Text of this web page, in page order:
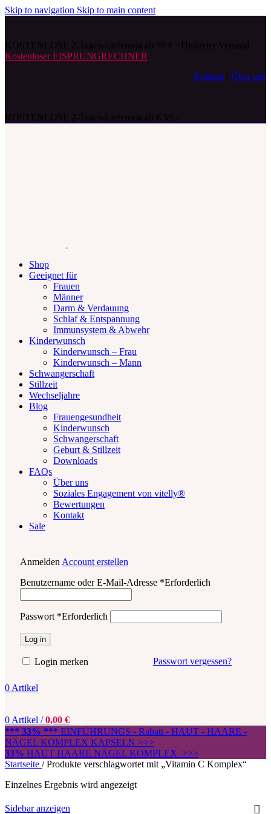
Skip to navigation Skip to main content
Kostenloser EISPRUNGRECHNER
Kontakt
Über uns
Shop
Geeignet für
Frauen
Männer
Darm & Verdauung
Schlaf & Entspannung
Immunsystem & Abwehr
Kinderwunsch
Kinderwunsch – Frau
Kinderwunsch – Mann
Schwangerschaft
Stillzeit
Wechseljahre
Blog
Frauengesundheit
Kinderwunsch
Schwangerschaft
Geburt & Stillzeit
Downloads
FAQs
Über uns
Soziales Engagement von vitelly®
Bewertungen
Kontakt
Sale
Anmelden Account erstellen
Benutzername oder E-Mail-Adresse *Erforderlich
Passwort *Erforderlich
Log in
Passwort vergessen?
Login merken
0 Artikel
0 Artikel / 0,00 €
*** 33% *** EINFÜHRUNGS - Rabatt - HAUT - HAARE -
NÄGEL KOMPLEX KAPSELN >>>
33% HAUT HAARE NÄGEL KOMPLEX >>>
Startseite / Produkte verschlagwortet mit „Vitamin C Komplex“
Einzelnes Ergebnis wird angezeigt
Sidebar anzeigen